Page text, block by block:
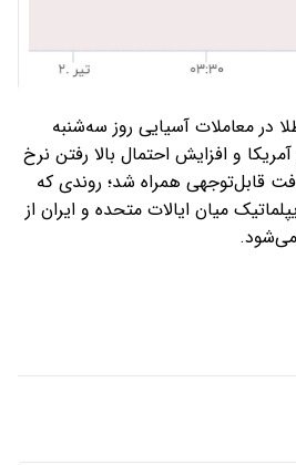
در معاملات آسیایی روز سه‌شنبه
و افزایش احتمال بالا رفتن نرخ
قابل‌توجهی همراه شد؛ روندی که
میان ایالات متحده و ایران از
می‌شود.